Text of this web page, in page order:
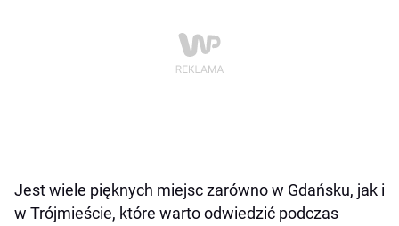
Jest wiele pięknych miejsc zarówno w Gdańsku, jak i
w Trójmieście, które warto odwiedzić podczas